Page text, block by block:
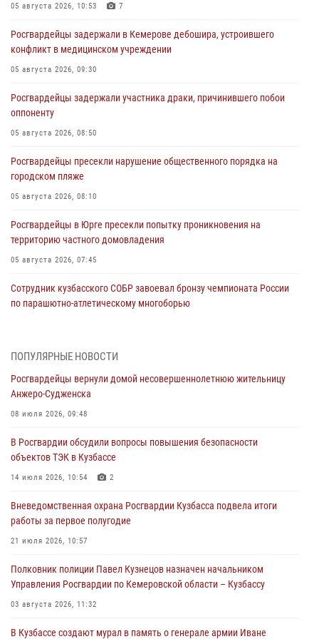
05 августа 2026, 10:53 7
Росгвардейцы задержали в Кемерове дебошира, устроившего
конфликт в медицинском учреждении
05 августа 2026, 09:30
Росгвардейцы задержали участника драки, причинившего побои
оппоненту
05 августа 2026, 08:50
Росгвардейцы пресекли нарушение общественного порядка на
городском пляже
05 августа 2026, 08:10
Росгвардейцы в Юрге пресекли попытку проникновения на
территорию частного домовладения
05 августа 2026, 07:45
Сотрудник кузбасского СОБР завоевал бронзу чемпионата России
по парашютно-атлетическому многоборью
Кузбассовцы высоко оценили качество предоставления
04 августа 2026, 09:42
Росгвардейцы помогли разыскать троих юных путешественников из
04 августа 2026, 08:42
Росгвардейцы задержали нарушителя общественного порядка в
Кемеровские росгвардейцы пресекли попытку хищения товара
ПОПУЛЯРНЫЕ НОВОСТИ
Росгвардейцы вернули домой несовершеннолетнюю жительницу
Анжеро-Судженска
08 июля 2026, 09:48
В Росгвардии обсудили вопросы повышения безопасности
объектов ТЭК в Кузбассе
14 июля 2026, 10:54 2
Вневедомственная охрана Росгвардии Кузбасса подвела итоги
работы за первое полугодие
21 июля 2026, 10:57
Полковник полиции Павел Кузнецов назначен начальником
Управления Росгвардии по Кемеровской области – Кузбассу
03 августа 2026, 11:32
В Кузбассе создают мурал в память о генерале армии Иване